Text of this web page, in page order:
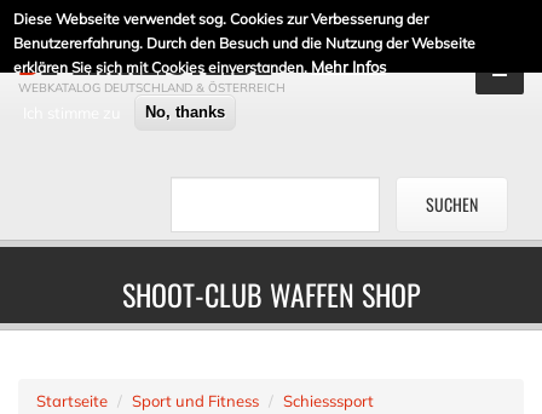
Diese Webseite verwendet sog. Cookies zur Verbesserung der
Benutzererfahrung. Durch den Besuch und die Nutzung der Webseite
erklären Sie sich mit Cookies einverstanden. Mehr Infos
No, thanks
DE-LINKLISTE.DE
WEBKATALOG DEUTSCHLAND & ÖSTERREICH
SHOOT-CLUB WAFFEN SHOP
Startseite Sport und Fitness
Schiesssport